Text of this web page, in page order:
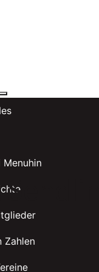
Menuhin
Zahlen